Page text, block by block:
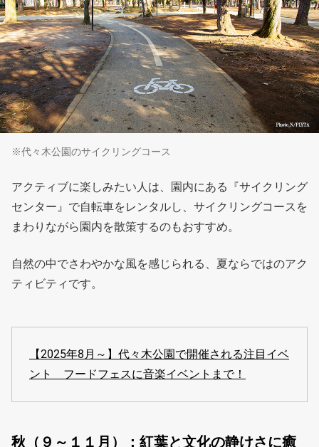
※代々木公園のサイクリングコース
アクティブに楽しみたい人は、園内にある『サイクリング
センター』で自転車をレンタルし、サイクリングコースを
まわりながら園内を散策するのもおすすめ。
自然の中でさわやかな風を感じられる、夏ならではのアク
ティビティです。
【2025年8月～】代々木公園で開催される注目イベ
ント フードフェスに音楽イベントまで！
秋（９～１１月）：紅葉と文化の静けさに癒